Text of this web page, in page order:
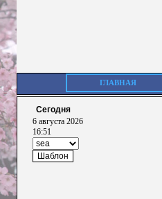
ГЛАВНАЯ
Сегодня
6 августа 2026
16:51